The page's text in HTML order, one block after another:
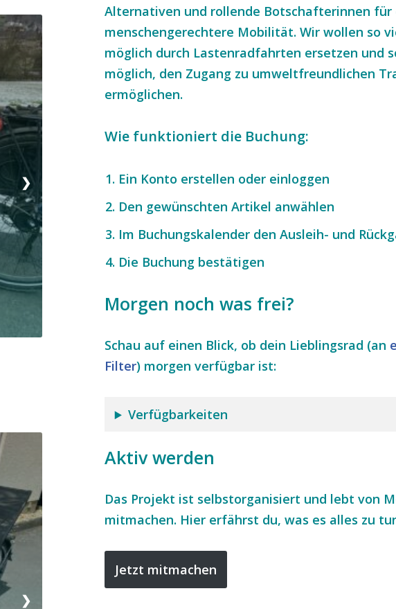
❯
❯
Alternativen und rollende Botschafterinnen für
menschengerechtere Mobilität. Wir wollen so
möglich durch Lastenradfahrten ersetzen und
möglich, den Zugang zu umweltfreundlichen
ermöglichen.
Wie funktioniert die Buchung:
Ein Konto erstellen oder einloggen
Den gewünschten Artikel anwählen
Im Buchungskalender den Ausleih- und
Die Buchung bestätigen
Morgen noch was frei?
Schau auf einen Blick, ob dein Lieblingsrad (an
Filter) morgen verfügbar ist:
Verfügbarkeiten
Aktiv werden
Das Projekt ist selbstorganisiert und lebt von
mitmachen. Hier erfährst du, was es alles zu
Jetzt mitmachen